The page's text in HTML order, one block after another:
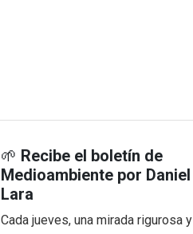
🌱 Recibe el boletín de
Medioambiente por Daniel
Lara
Cada jueves, una mirada rigurosa y